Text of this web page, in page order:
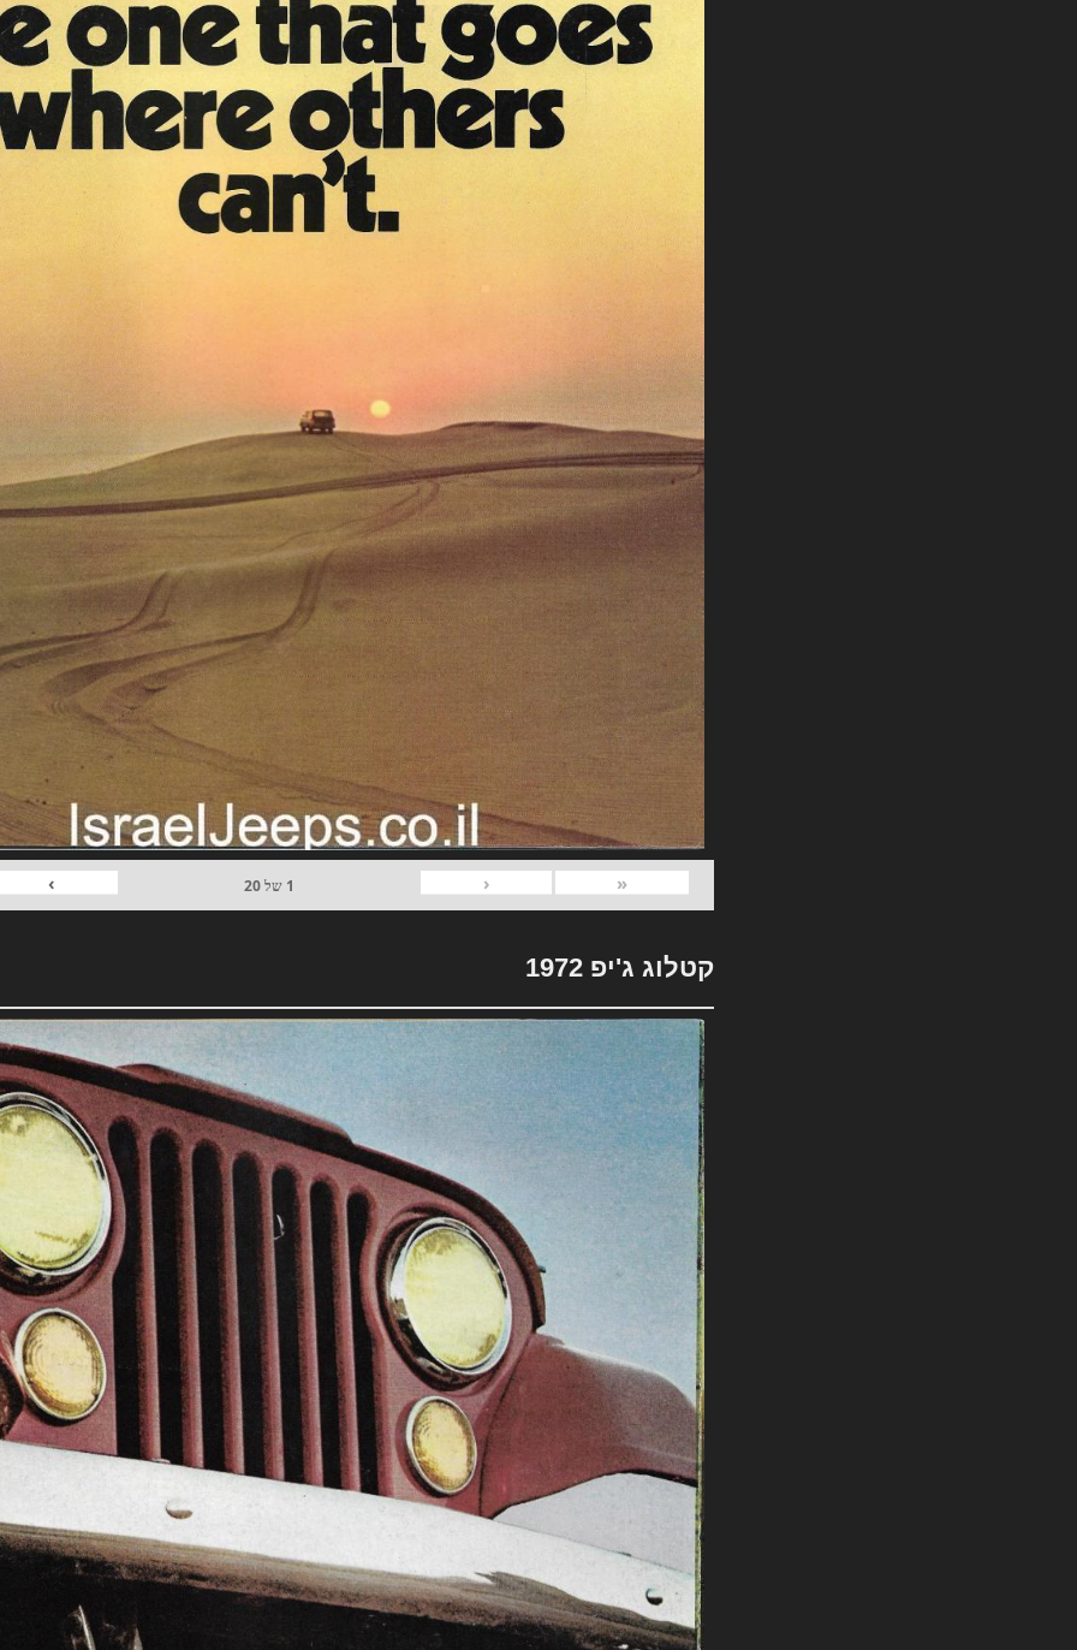
«
‹
1 של20
›
קטלוג ג'יפ 1972